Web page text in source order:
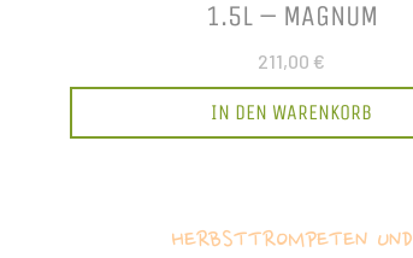
1.5L – MAGNUM
211,00 €
IN DEN WARENKORB
HERBSTTROMPETEN UND